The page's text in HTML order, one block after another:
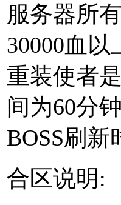
服务器所
30000血
重装使者
间为60分
BOSS刷新
合区说明: